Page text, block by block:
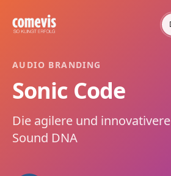
Sonic Code definiert die Audio-
Sonic Code: Audio DNA &
AUDIO BRANDING
Sonic Code
Die agilere und
Sound DNA